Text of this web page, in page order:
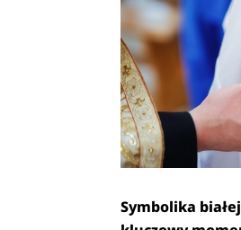
Symbolika